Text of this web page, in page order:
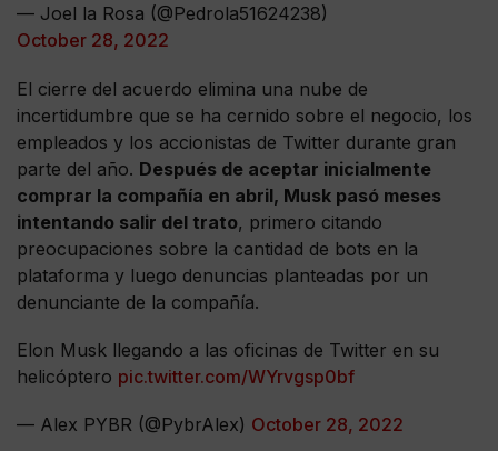
— Joel la Rosa (@Pedrola51624238)
October 28, 2022
El cierre del acuerdo elimina una nube de
incertidumbre que se ha cernido sobre el negocio, los
empleados y los accionistas de Twitter durante gran
parte del año. Después de aceptar inicialmente
comprar la compañía en abril, Musk pasó meses
intentando salir del trato, primero citando
preocupaciones sobre la cantidad de bots en la
plataforma y luego denuncias planteadas por un
denunciante de la compañía.
Elon Musk llegando a las oficinas de Twitter en su
helicóptero pic.twitter.com/WYrvgsp0bf
— Alex PYBR (@PybrAlex) October 28, 2022